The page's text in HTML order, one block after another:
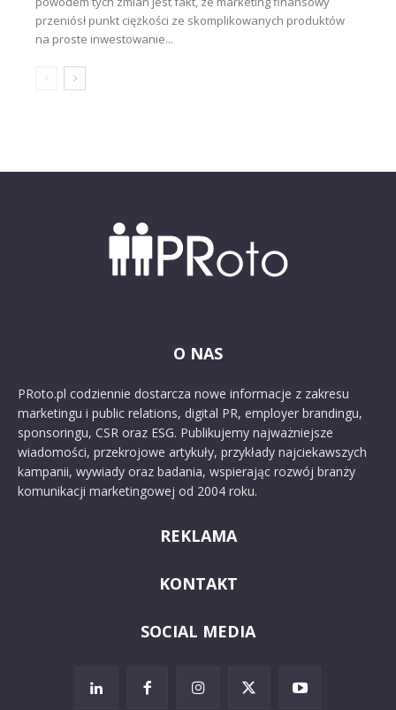
przeniósł punkt ciężkości ze skomplikowanych produktów
na proste inwestowanie...
O NAS
PRoto.pl codziennie dostarcza nowe informacje z zakresu
marketingu i public relations, digital PR, employer brandingu,
sponsoringu, CSR oraz ESG. Publikujemy najważniejsze
wiadomości, przekrojowe artykuły, przykłady najciekawszych
kampanii, wywiady oraz badania, wspierając rozwój branży
komunikacji marketingowej od 2004 roku.
REKLAMA
KONTAKT
SOCIAL MEDIA